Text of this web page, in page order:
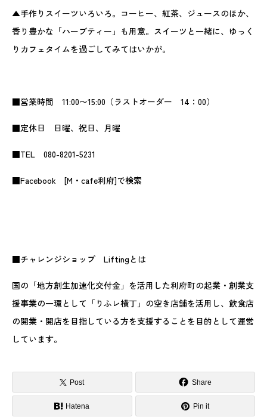
▲手作りスイーツいろいろ。コーヒー、紅茶、ジュースのほか、
香り豊かな「ハーブティー」も用意。スイーツと一緒に、ゆっく
りカフェタイムを過ごしてみてはいかが。
■営業時間 11:00〜15:00（ラストオーダー 14：00）
■定休日 日曜、祝日、月曜
■TEL 080-8201-5231
■Facebook [M・cafe利府]で検索
■チャレンジショップ Liftingとは
国の「地方創生加速化交付金」を活用した利府町の起業・創業支
援事業の一環として「りふレ横丁」の空き店舗を活用し、飲食店
の開業・開店を目指している方を支援することを目的として運営
しています。
Post Share
Hatena Pin it